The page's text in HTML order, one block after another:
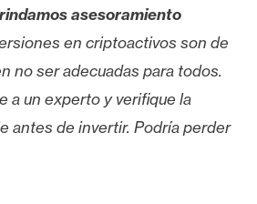
asesoramiento
en criptoactivos son de
no ser adecuadas para todos.
a un experto y verifique la
antes de invertir. Podría perder